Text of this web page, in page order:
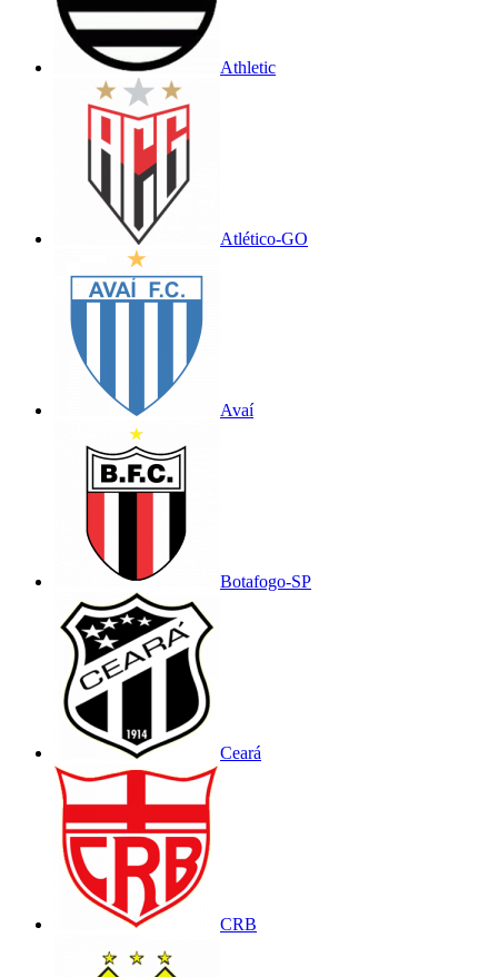
Athletic
Atlético-GO
Avaí
Botafogo-SP
Ceará
CRB